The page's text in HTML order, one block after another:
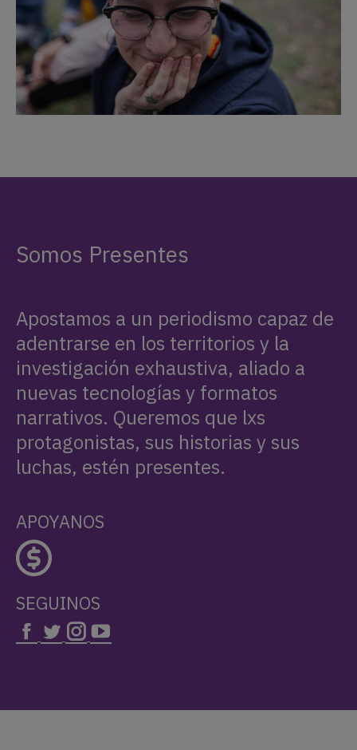
Somos Presentes
Apostamos a un periodismo capaz de
adentrarse en los territorios y la
investigación exhaustiva, aliado a
nuevas tecnologías y formatos
narrativos. Queremos que lxs
protagonistas, sus historias y sus
luchas, estén presentes.
APOYANOS
SEGUINOS